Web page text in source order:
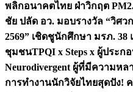
พลิกอนาคตไทย ฝ่าวิกฤต
ชัย ปลัด อว. มอบรางวัล “วิศ
2569” เชิดชูนักศึกษา มรภ.
ชุมชนTPQI x Steps x ผู้ประ
Neurodivergent ผู้ที่มีความห
การทำงานนักวิจัยไทยสุดปัง!